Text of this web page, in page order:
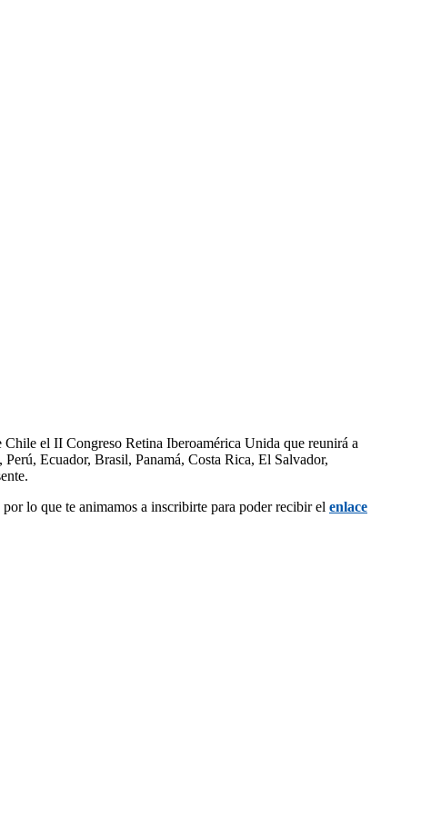
el II Congreso Retina Iberoamérica Unida que reunirá a
Ecuador, Brasil, Panamá, Costa Rica, El Salvador,
lo que te animamos a inscribirte para poder recibir el enlace